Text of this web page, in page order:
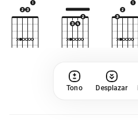
Tono Desplazar